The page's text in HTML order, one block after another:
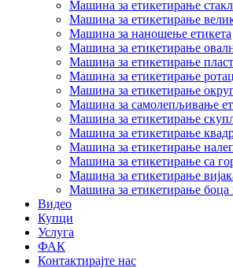
Машина за етикетирање
Машина за етикетирање
Машина за наношење етикета
Машина за етикетирање
Машина за етикетирање
Машина за етикетирање
Машина за етикетирање
Машина за самолепљивање
Машина за етикетирање
Машина за етикетирање
Машина за етикетирање
Машина за етикетирање са
Машина за етикетирање
Машина за етикетирање боца
Видео
Купци
Услуга
ФАК
Контактирајте нас